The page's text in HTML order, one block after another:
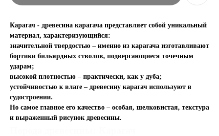
Карагач - древесина карагача представляет собой уникальный
материал, характеризующийся:
значительной твердостью – именно из карагача изготавливают
бортики бильярдных стволов, подвергающиеся точечным
ударам;
высокой плотностью – практически, как у дуба;
устойчивостью к влаге – древесину карагач используют в
судостроении.
Но самое главное его качество – особая, шелковистая, текстура
и выраженный рисунок древесины.